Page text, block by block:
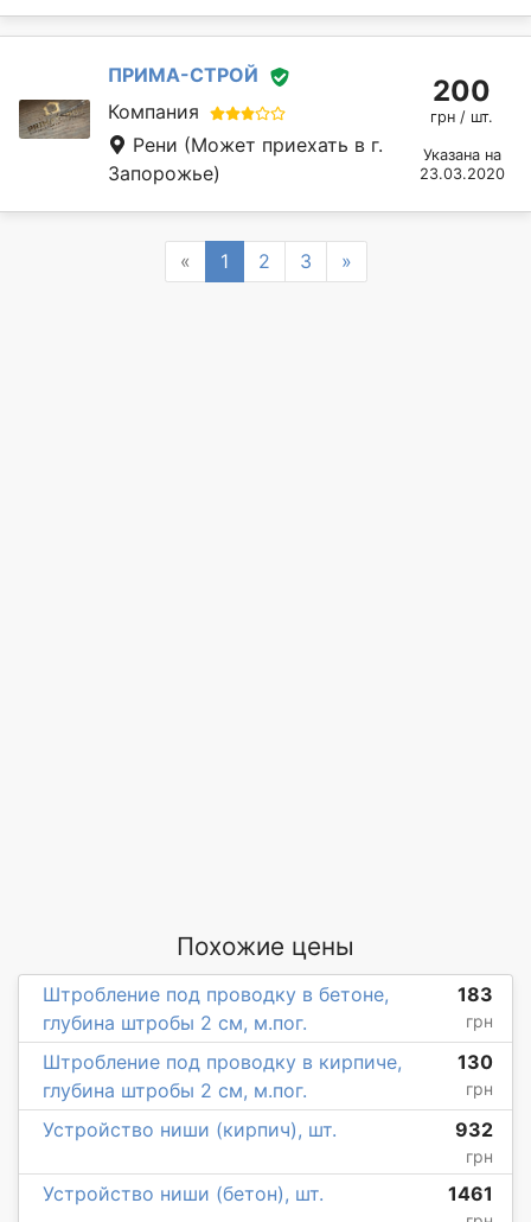
ПРИМА-СТРОЙ
Компания
Рени (Может приехать в г.
Запорожье)
200
грн / шт.
Указана на
23.03.2020
« Previous
1 2 3 »Next
Похожие цены
Штробление под проводку в бетоне,
глубина штробы 2 см, м.пог.
183
грн
Штробление под проводку в кирпиче,
глубина штробы 2 см, м.пог.
130
грн
Устройство ниши (кирпич), шт. 932
грн
Устройство ниши (бетон), шт. 1461